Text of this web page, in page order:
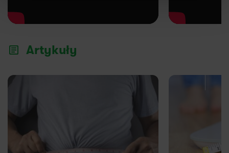
Artykuły